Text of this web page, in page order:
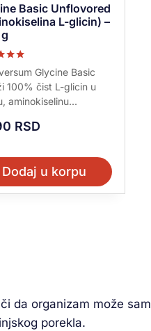
Basic Unflovored
L-glicin) –
sa
Glycine Basic
100% čist L-glicin u
aminokiselinu...
RSD
Dodaj u korpu
da organizam može
porekla.